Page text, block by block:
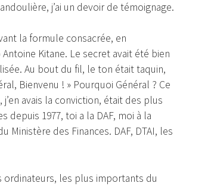
j’ai un devoir de témoignage.
la formule consacrée, en
Kitane. Le secret avait été bien
Au bout du fil, le ton était taquin,
Bienvenu ! » Pourquoi Général ? Ce
avais la conviction, était des plus
depuis 1977, toi a la DAF, moi à la
Ministère des Finances. DAF, DTAI, les
ordinateurs, les plus importants du